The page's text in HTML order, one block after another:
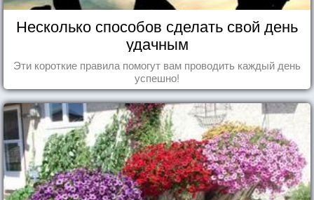
Несколько способов сделать свой день
удачным
Эти короткие правила помогут вам проводить каждый день
успешно!